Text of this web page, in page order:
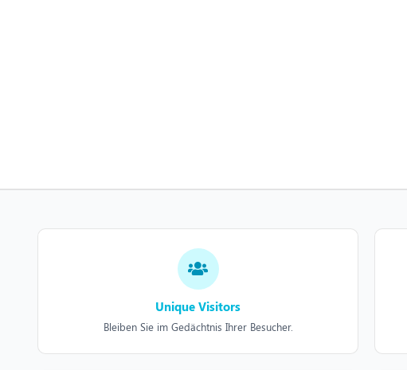
Unique Visitors
Bleiben Sie im Gedächtnis Ihrer Besucher.